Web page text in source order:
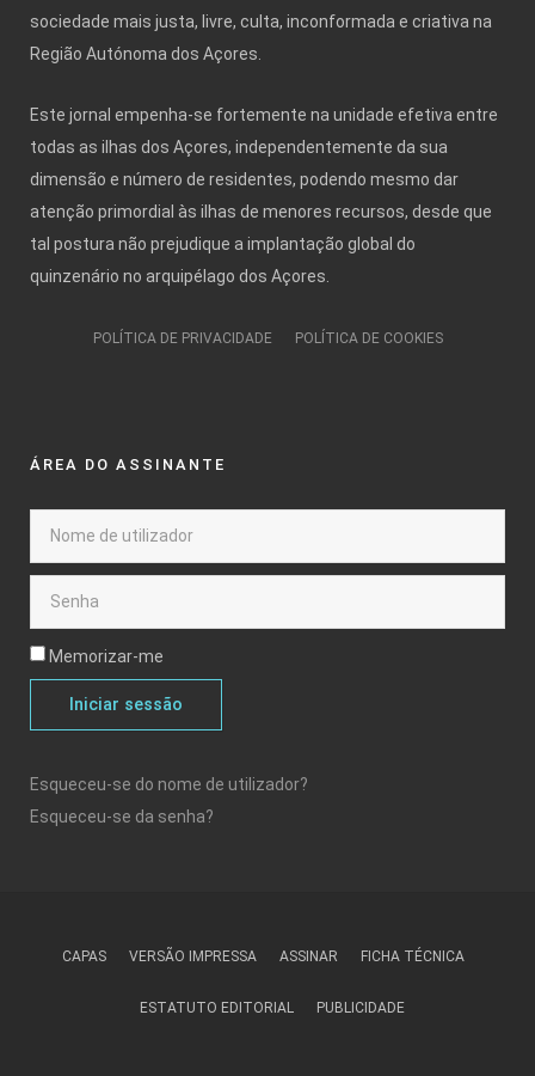
sociedade mais justa, livre, culta, inconformada e criativa na
Região Autónoma dos Açores.
Este jornal empenha-se fortemente na unidade efetiva entre
todas as ilhas dos Açores, independentemente da sua
dimensão e número de residentes, podendo mesmo dar
atenção primordial às ilhas de menores recursos, desde que
tal postura não prejudique a implantação global do
quinzenário no arquipélago dos Açores.
POLÍTICA DE PRIVACIDADE POLÍTICA DE COOKIES
ÁREA DO ASSINANTE
Memorizar-me
Iniciar sessão
Esqueceu-se do nome de utilizador?
Esqueceu-se da senha?
CAPAS VERSÃO IMPRESSA ASSINAR FICHA TÉCNICA
ESTATUTO EDITORIAL PUBLICIDADE